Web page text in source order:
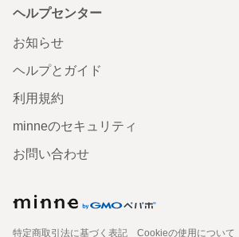
ヘルプセンター
お知らせ
ヘルプとガイド
利用規約
minneのセキュリティ
お問い合わせ
特定商取引法に基づく表記
Cookieの使用について